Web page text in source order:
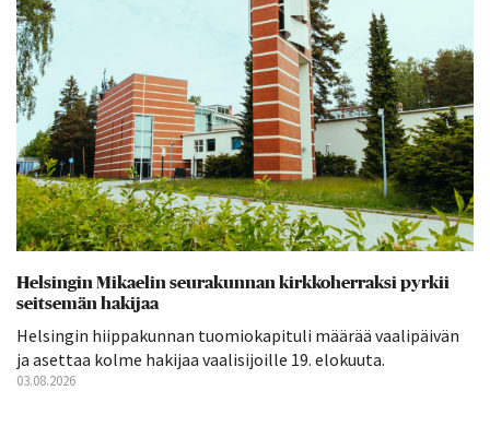
Helsingin Mikaelin seurakunnan kirkkoherraksi pyrkii
seitsemän hakijaa
Helsingin hiippakunnan tuomiokapituli määrää vaalipäivän
ja asettaa kolme hakijaa vaalisijoille 19. elokuuta.
03.08.2026